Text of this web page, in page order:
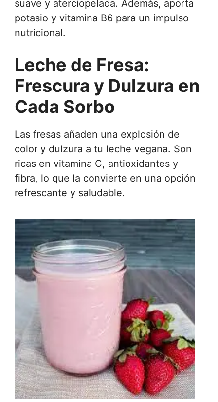
suave y aterciopelada. Además, aporta
potasio y vitamina B6 para un impulso
nutricional.
Leche de Fresa:
Frescura y Dulzura en
Cada Sorbo
Las fresas añaden una explosión de
color y dulzura a tu leche vegana. Son
ricas en vitamina C, antioxidantes y
fibra, lo que la convierte en una opción
refrescante y saludable.